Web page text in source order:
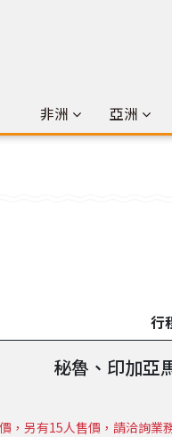
非洲 亞洲
行
，另有15人售價，請洽詢業
秘魯、印加亞